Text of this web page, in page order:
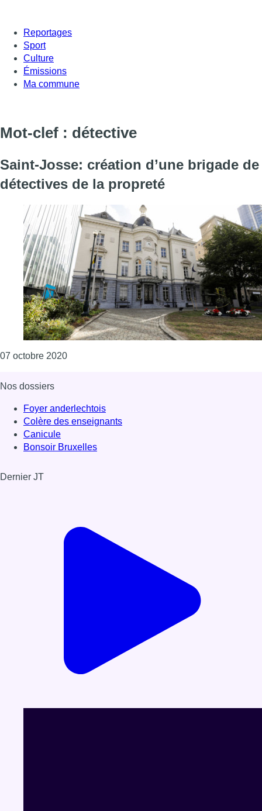
Reportages
Sport
Culture
Émissions
Ma commune
Mot-clef : détective
Saint-Josse: création d’une brigade de
détectives de la propreté
07 octobre 2020Consulter l'article "Saint-Josse: création
Nos dossiers
Foyer anderlechtois
Colère des enseignants
Canicule
Bonsoir Bruxelles
Dernier JT